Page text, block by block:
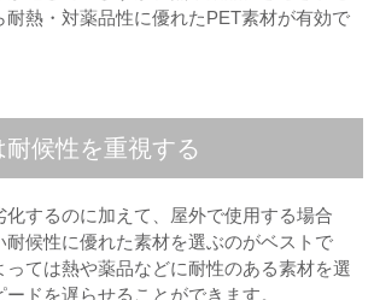
耐熱・対薬品性に優れたPET素材が有効で
候性を重視する
するのに加えて、屋外で使用する場合
耐候性に優れた素材を選ぶのがベストで
ては熱や薬品などに耐性のある素材を選
ドを遅らせることができます。